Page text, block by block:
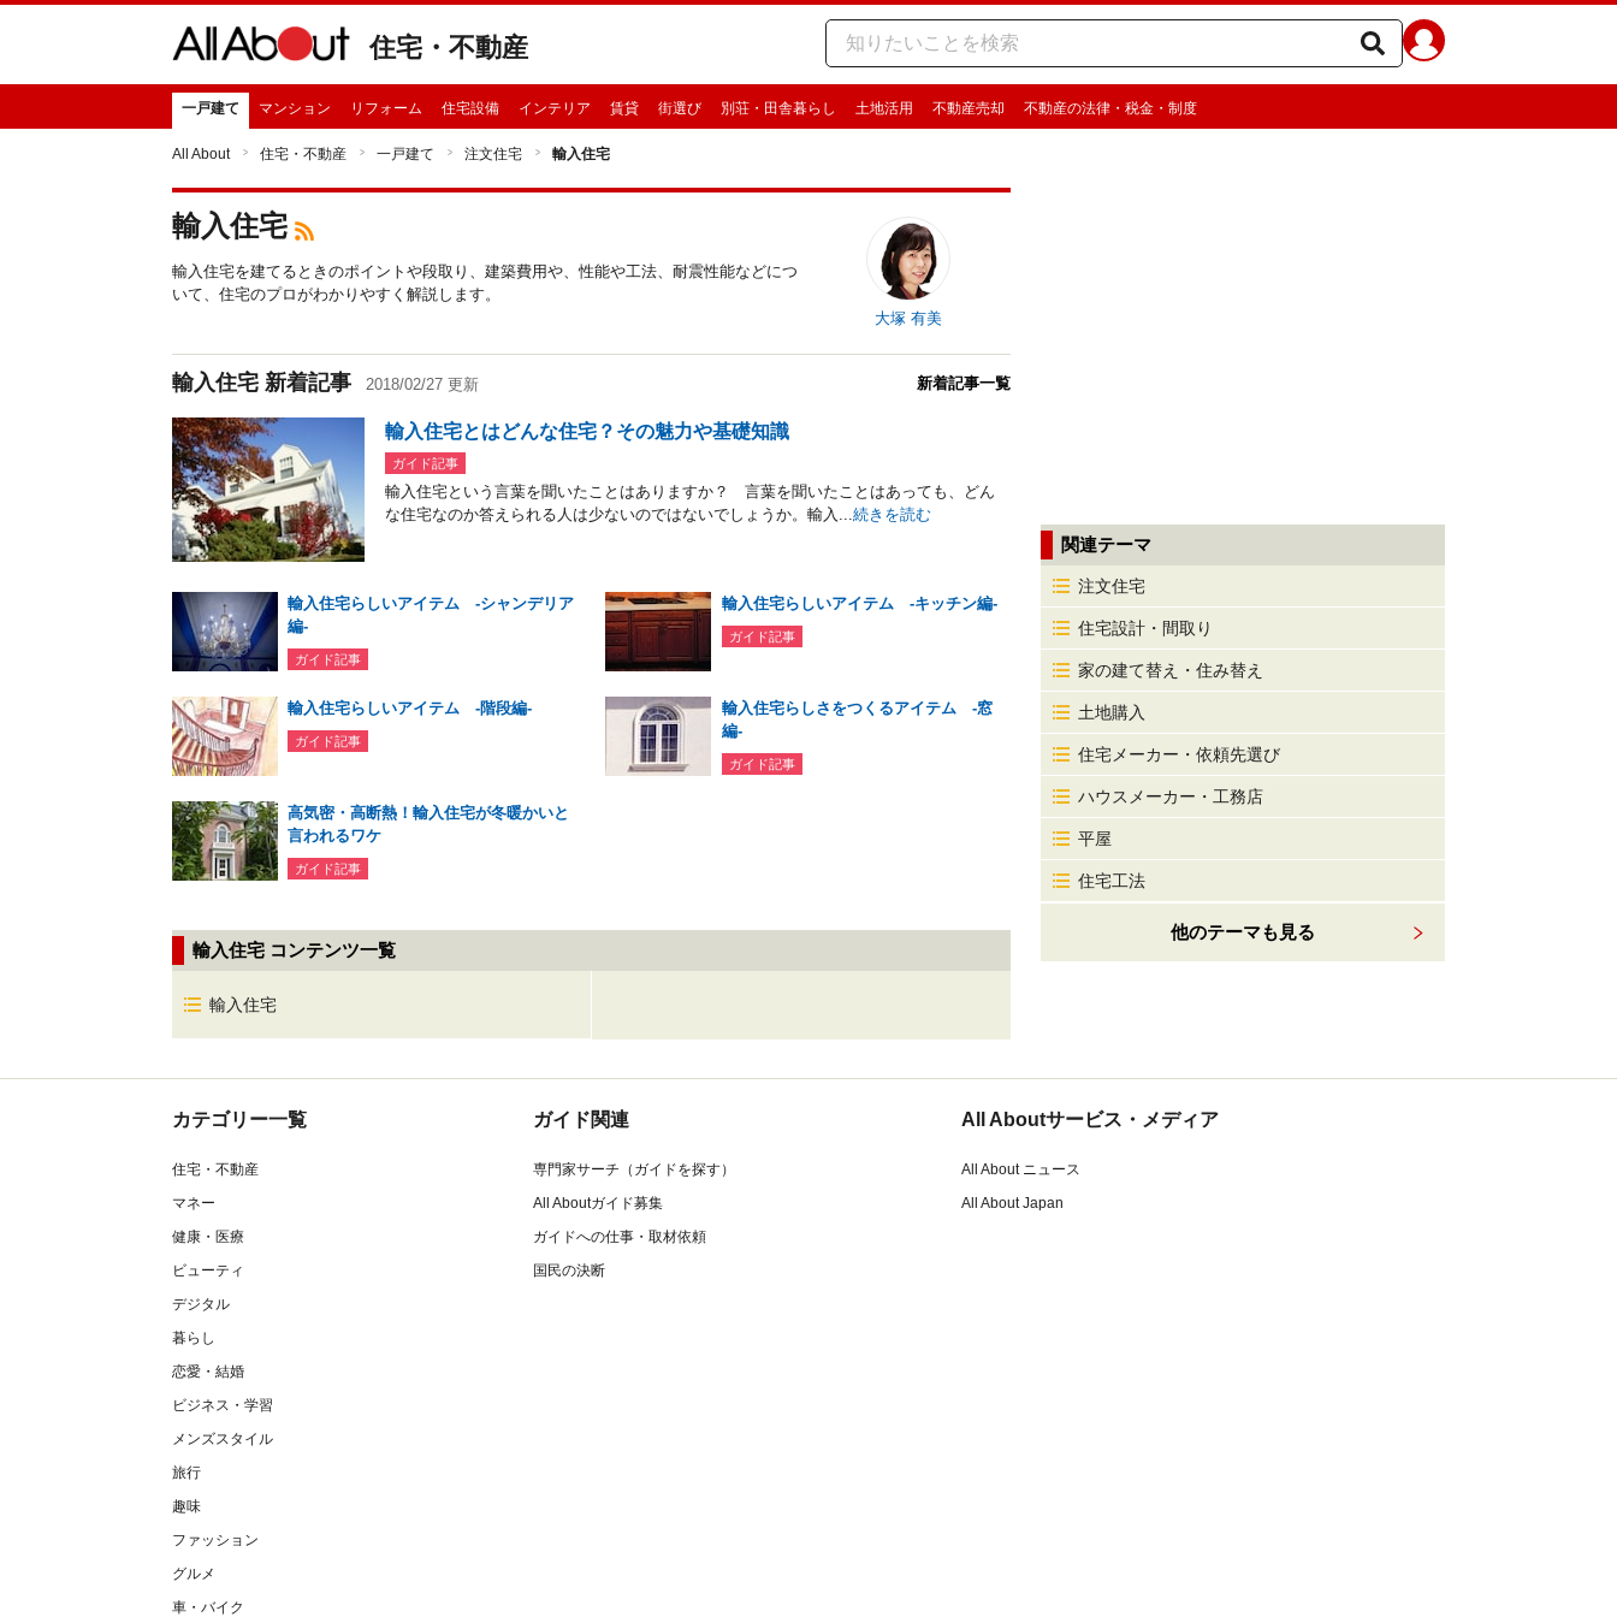
住宅・不動産
一戸建て マンション リフォーム 住宅設備 インテリア 賃貸 街選び 別荘・田舎暮らし 土地活用 不動産売却 不動産の法律・税金・制度
All About 住宅・不動産 一戸建て 注文住宅 輸入住宅
輸入住宅
輸入住宅を建てるときのポイントや段取り、建築費用や、性能や工法、耐震性能などにつ
いて、住宅のプロがわかりやすく解説します。
大塚 有美
輸入住宅 新着記事 2018/02/27 更新 新着記事一覧
輸入住宅とはどんな住宅？その魅力や基礎知識
ガイド記事
輸入住宅という言葉を聞いたことはありますか？ 言葉を聞いたことはあっても、どん
な住宅なのか答えられる人は少ないのではないでしょうか。輸入...続きを読む
輸入住宅らしいアイテム -シャンデリア
編-
ガイド記事
輸入住宅らしいアイテム -キッチン編-
ガイド記事
輸入住宅らしいアイテム -階段編-
ガイド記事
輸入住宅らしさをつくるアイテム -窓
編-
ガイド記事
高気密・高断熱！輸入住宅が冬暖かいと
言われるワケ
ガイド記事
輸入住宅 コンテンツ一覧
輸入住宅
関連テーマ
注文住宅
住宅設計・間取り
家の建て替え・住み替え
土地購入
住宅メーカー・依頼先選び
ハウスメーカー・工務店
平屋
住宅工法
他のテーマも見る
カテゴリー一覧
住宅・不動産
マネー
健康・医療
ビューティ
デジタル
暮らし
恋愛・結婚
ビジネス・学習
メンズスタイル
旅行
趣味
ファッション
グルメ
車・バイク
ガイド関連
専門家サーチ（ガイドを探す）
All Aboutガイド募集
ガイドへの仕事・取材依頼
国民の決断
All Aboutサービス・メディア
All About ニュース
All About Japan